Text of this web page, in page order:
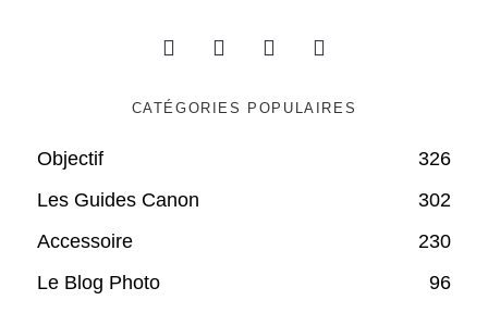
CATÉGORIES POPULAIRES
Objectif
326
Les Guides Canon
302
Accessoire
230
Le Blog Photo
96